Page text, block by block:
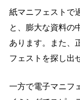
紙マニフェストで
と、膨大な資料の
あります。また、
フェストを探し出
一方で電子マニフ